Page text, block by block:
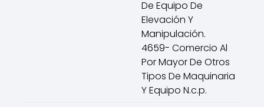
De Equipo De
Elevación Y
Manipulación.
4659- Comercio Al
Por Mayor De Otros
Tipos De Maquinaria
Y Equipo N.c.p.